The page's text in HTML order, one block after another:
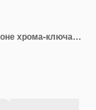
Молодая блондинка на изолированном фоне хрома-ключа с пальмовым листом